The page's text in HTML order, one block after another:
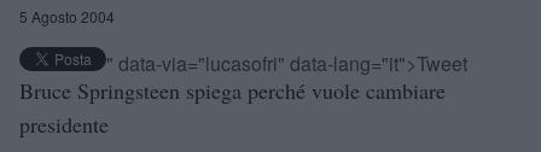
5 Agosto 2004
" data-via="lucasofri" data-lang="it">Tweet
Bruce Springsteen spiega perché vuole cambiare
presidente